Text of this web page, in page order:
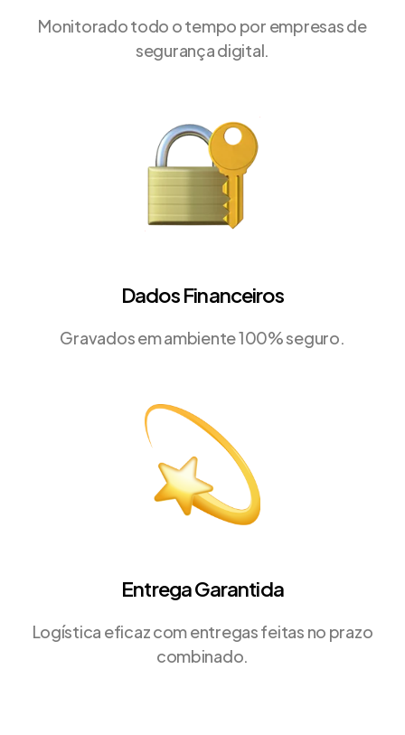
Monitorado todo o tempo por empresas de
segurança digital.
Dados Financeiros
Gravados em ambiente 100% seguro.
Entrega Garantida
Logística eficaz com entregas feitas no prazo
combinado.